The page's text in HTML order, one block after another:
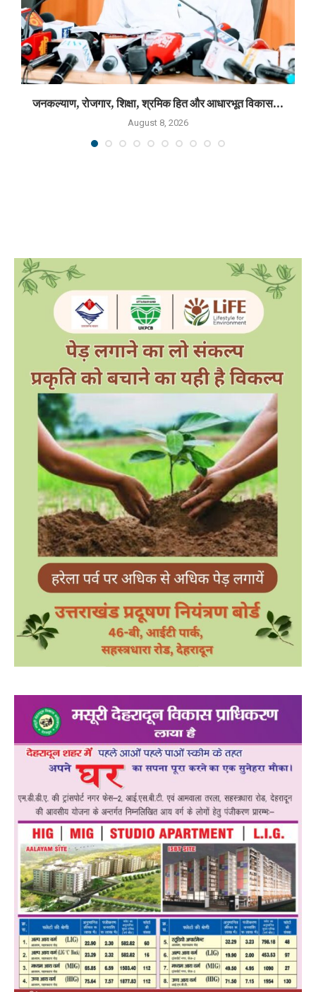
जनकल्याण, रोजगार, शिक्षा, श्रमिक हित और आधारभूत विकास...
August 8, 2026